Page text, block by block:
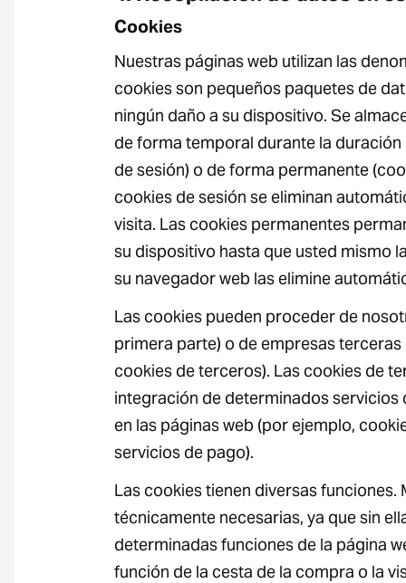
Cookies
Nuestras páginas web utilizan las
cookies son pequeños paquetes de
ningún daño a su dispositivo. Se
de forma temporal durante la duración
de sesión) o de forma permanente
cookies de sesión se eliminan
visita. Las cookies permanentes
su dispositivo hasta que usted mismo
su navegador web las elimine
Las cookies pueden proceder de
primera parte) o de empresas
cookies de terceros). Las cookies de
integración de determinados servicios
en las páginas web (por ejemplo,
servicios de pago).
Las cookies tienen diversas funciones.
técnicamente necesarias, ya que sin
determinadas funciones de la página
función de la cesta de la compra o la